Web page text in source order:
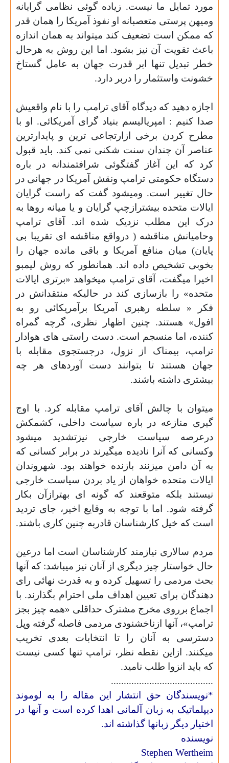
مورد تمایل ما نیست. زیاده گوئی نظامی گرایانه
ومیهن پرستی متعصبانه او نفوذ آمریکا را همان قدر
که ممکن است تضعیف کند میتواند به همان اندازه
باعث تقویت آن نیز بشود. اما این روش به هرحال
خطر تبدیل تنها ابر قدرت جهان به عامل گستاخ
خشونت واستثمار را دربر دارد.
اجازه دهید که دیدگاه آقای ترامپ را با نام واقعیش
صدا کنیم : امپریالیسم بنیاد گرای آمریکائی. او با
مطرح کردن برخی ازارتجاعی ترین و پایدارترین
عناصر آن چندان سنت شکنی نمی کند. باید قبول
کرد که این آغاز گفتگوئی شرافتمندانه در باره
دستگاه حکومتی ترامپ ونقش آمریکا در جهانی در
حال تغییر است. ومیشود گفت که راست گرایان
ایالات متحده بیشترازچپ گرایان و یا میانه روها به
درک این مطلب نزدیک شده اند. آقای ترامپ
وحامیانش مناقشه ( درواقع مناقشه ای تقریبا بی
پایان) میان منافع آمریکا و باقی مانده جهان را
بخوبی تشخیص داده اند. همانطور که روش لیمبو
اخیرا میگفت، آقای ترامپ میخواهد «برتری ایالات
متحده» را بازسازی کند در حالیکه منتقدانش در
فکر « سلطه رهبری آمریکا برآمریکائی رو به
افول» هستند. چنین اظهار نظری، گرچه گمراه
کننده، اما منسجم است. دست راستی های هوادار
ترامپ، بیمناک از نزول، درجستجوی مقابله با
جهان هستند تا بتوانند دست آوردهای هر چه
بیشتری داشته باشند.
میتوان با چالش آقای ترامپ مقابله کرد. با اوج
گیری منازعه در باره سیاست داخلی، کشمکش
درعرصه سیاست خارجی نیزتشدید میشود
وکسانی که آنرا نادیده میگیرند در برابر کسانی که
به آن دامن میزنند بازنده خواهند بود. شهروندان
ایالات متحده خواهان از یاد بردن سیاست خارجی
نیستند بلکه متوقعند که گونه ای بهترازآن بکار
گرفته شود. اما با توجه به وقایع اخیر، جای تردید
است که خیل کارشناسان قادربه چنین کاری باشند.
مردم سالاری نیازمند کارشناسان است اما درعین
حال خواستار چیز دیگری از آنان نیز میباشد: که آنها
بحث مردمی را تسهیل کرده و به قدرت نهائی رای
دهندگان برای تعیین اهداف ملی احترام بگذارند. با
اجماع برروی مخرج مشترک حداقلی «همه چیز بجز
ترامپ»، آنها ازناخشنودی مردمی فاصله گرفته وپل
دسترسی به آنان را تا انتخابات بعدی تخریب
میکنند. ازاین نقطه نظر، ترامپ تنها کسی نیست
که باید انزوا طلب نامید.
........................................
*نویسندگان حق انتشار این مقاله را به لوموند
دیپلماتیک به زبان آلمانی اهدا کرده است و آنها در
اختیار دیگر زبانها گذاشته اند.
نويسنده
Stephen Wertheim